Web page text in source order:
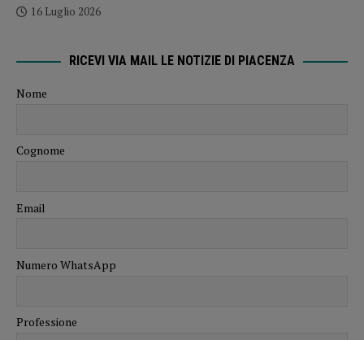
16 Luglio 2026
RICEVI VIA MAIL LE NOTIZIE DI PIACENZA
Nome
Cognome
Email
Numero WhatsApp
Professione